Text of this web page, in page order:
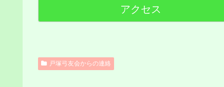
戸塚弓友会からの連絡